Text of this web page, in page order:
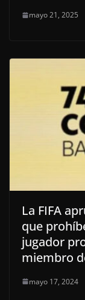
mayo 21, 2025
La FIFA
que
jugador
miembro
mayo 17, 2024